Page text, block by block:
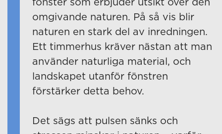
omgivande naturen. På så vis blir
naturen en stark del av inredningen.
Ett timmerhus kräver nästan att man
använder naturliga material, och
landskapet utanför fönstren
förstärker detta behov.
Det sägs att pulsen sänks och